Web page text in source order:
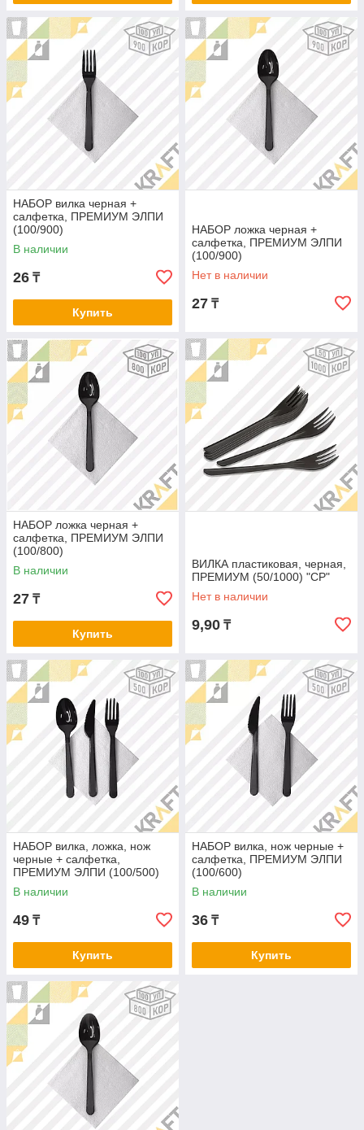
НАБОР вилка черная +
салфетка, ПРЕМИУМ ЭЛПИ
(100/900)
В наличии
26 ₸
Купить
НАБОР ложка черная +
салфетка, ПРЕМИУМ ЭЛПИ
(100/900)
Нет в наличии
27 ₸
НАБОР ложка черная +
салфетка, ПРЕМИУМ ЭЛПИ
(100/800)
В наличии
27 ₸
Купить
ВИЛКА пластиковая, черная,
ПРЕМИУМ (50/1000) "CP"
Нет в наличии
9,90 ₸
НАБОР вилка, ложка, нож
черные + салфетка,
ПРЕМИУМ ЭЛПИ (100/500)
В наличии
49 ₸
Купить
НАБОР вилка, нож черные +
салфетка, ПРЕМИУМ ЭЛПИ
(100/600)
В наличии
36 ₸
Купить